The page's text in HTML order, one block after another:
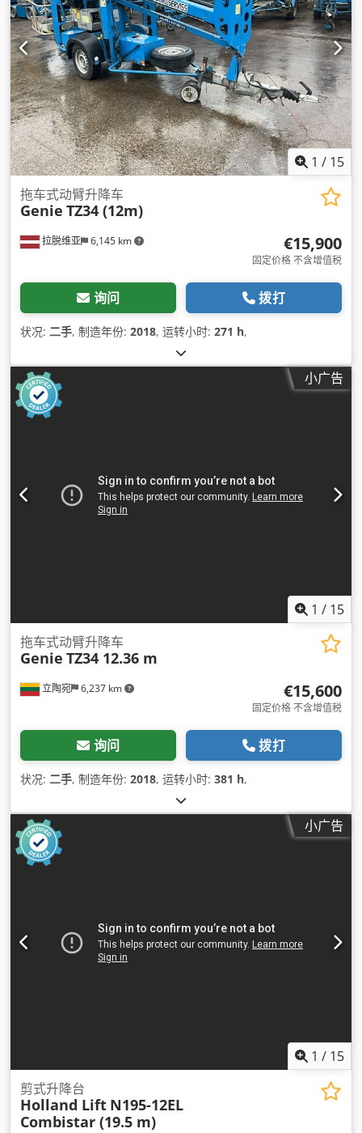
1 / 15
拉脱维亚 6,145 km
拖车式动臂升降车
Genie TZ34 (12m)
€15,900
固定价格 不含增值税
询问 拨打
状况: 二手, 制造年份: 2018, 运转小时: 271 h,
小广告
1 / 15
立陶宛 6,237 km
拖车式动臂升降车
Genie TZ34 12.36 m
€15,600
固定价格 不含增值税
询问 拨打
状况: 二手, 制造年份: 2018, 运转小时: 381 h,
小广告
1 / 15
剪式升降台
Holland Lift N195-12EL
Combistar (19.5 m)